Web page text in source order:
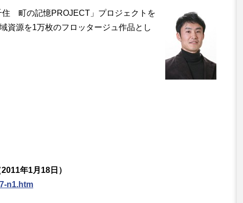
住 町の記憶PROJECT」プロジェクトを
資源を1万枚のフロッタージュ作品とし
年1月18日）
n1.htm